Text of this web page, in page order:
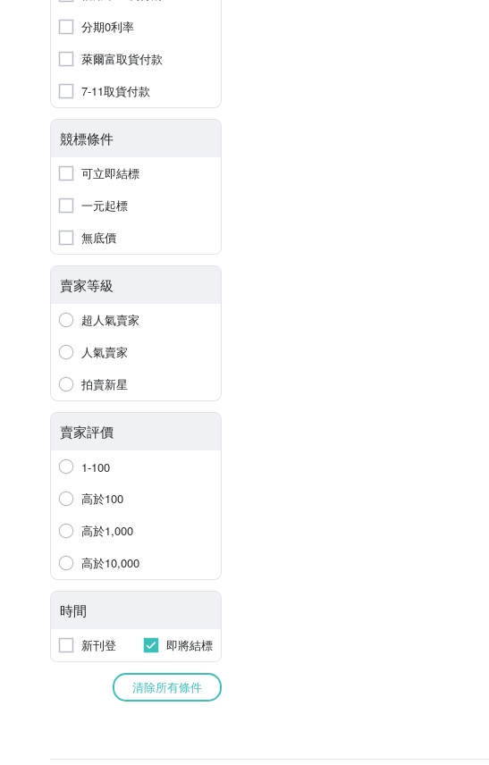
分期0利率
萊爾富取貨付款
7-11取貨付款
競標條件
可立即結標
一元起標
無底價
賣家等級
超人氣賣家
人氣賣家
拍賣新星
賣家評價
1-100
高於100
高於1,000
高於10,000
時間
新刊登 即將結標
清除所有條件